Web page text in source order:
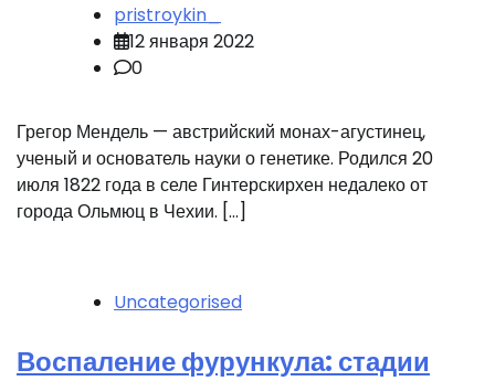
pristroykin_
12 января 2022
0
Грегор Мендель — австрийский монах-агустинец,
ученый и основатель науки о генетике. Родился 20
июля 1822 года в селе Гинтерскирхен недалеко от
города Ольмюц в Чехии. […]
Uncategorised
Воспаление фурункула: стадии